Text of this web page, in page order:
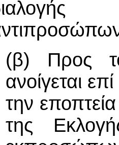
(β) Προς
ανοίγεται
την
της